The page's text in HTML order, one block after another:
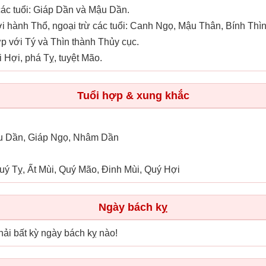
tuổi: Giáp Dần và Mậu Dần.
hành Thổ, ngoại trừ các tuổi: Canh Ngọ, Mậu Thân, Bính
với Tý và Thìn thành Thủy cục.
phá Tỵ, tuyệt Mão.
Tuổi hợp & xung khắc
Dần, Giáp Ngọ, Nhâm Dần
Tỵ, Ất Mùi, Quý Mão, Đinh Mùi, Quý Hợi
Ngày bách kỵ
bất kỳ ngày bách kỵ nào!